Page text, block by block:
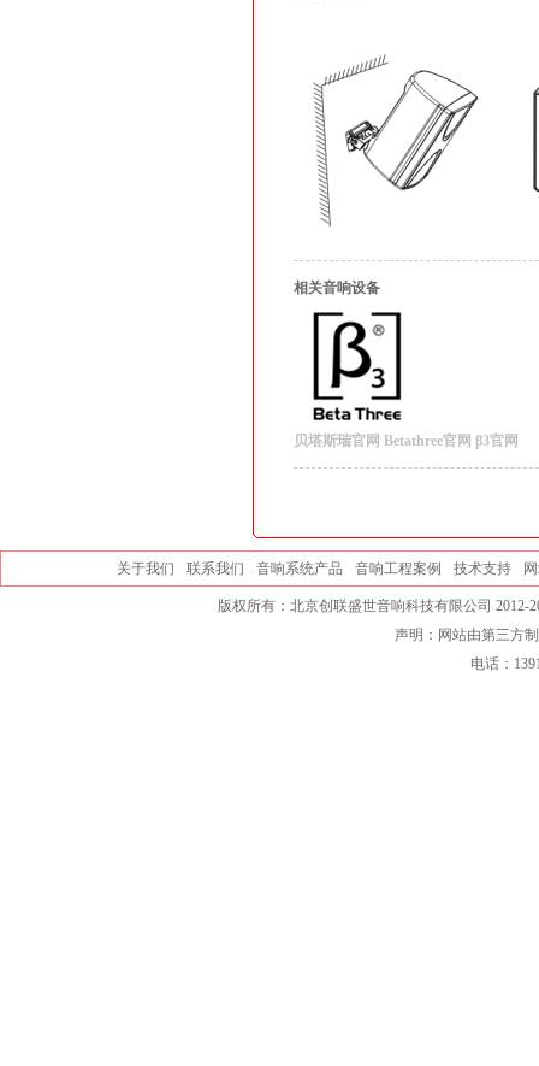
相关音响设备
贝塔斯瑞官网 Betathree官网 β3官网
关于我们 联系我们 音响系统产品 音响工程案例 技术支持
版权所有：北京创联盛世音响科技有限公司 2012-
声明：网站由第三方
电话：